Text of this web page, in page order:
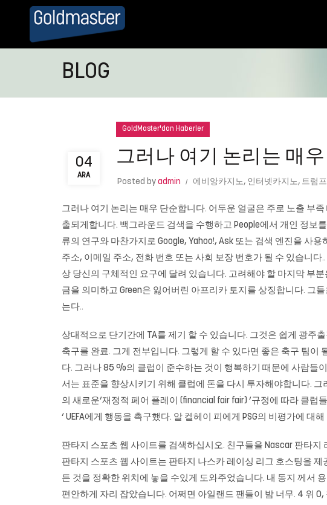
BLOG
04
ARA
GoldMaster'dan Haberler
그러나 여기 논리는 매
Posted by admin 에비앙카지노, 인터넷카지노, 트럼
그러나 여기 논리는 매우 단순합니다. 어두운 얼굴은 주로 노출 부
출되게합니다. 백그라운드 검색을 수행하고 People에서 개인 정보
류의 연구와 마찬가지로 Google, Yahoo!, Ask 또는 검색 엔진을 사
주소, 이메일 주소, 전화 번호 또는 사회 보장 번호가 될 수 있습니
상 당신의 구체적인 요구에 달려 있습니다. 고려해야 할 마지막 부
금을 의미하고 Green은 잃어버린 아프리카 토지를 상징합니다. 그
는다..
상대적으로 단기간에 TA를 제기 할 수 있습니다. 그것은 쉽게 광주
축구를 완료. 그게 전부입니다. 그렇게 할 수 있다면 좋은 축구 팀이
다. 그러나 85 %의 클럽이 준수하는 것이 행복하기 때문에 사람들
서는 표준을 향상시키기 위해 클럽에 돈을 다시 투자해야합니다. 그
의 새로운’재정적 페어 플레이 (financial fair fair) ‘규정에 따라 클
‘ UEFA에게 행동을 촉구했다. 알 켈헤이 피에게 PSG의 비평가에
판타지 스포츠 웹 사이트를 검색하십시오. 친구들을 Nascar 판타
판타지 스포츠 웹 사이트는 판타지 나스카 레이싱 리그 호스팅을
든 것을 정확한 위치에 놓을 수있게 도와주었습니다. 내 동지 께서
편안하게 자리 잡았습니다. 어쩌면 아일랜드 팬들이 밤 너무. 4 위